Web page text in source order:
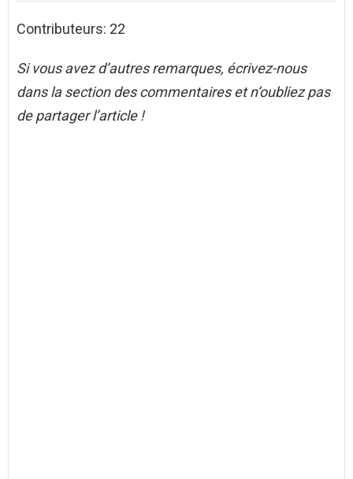
Contributeurs: 22
Si vous avez d’autres remarques, écrivez-nous
dans la section des commentaires et n’oubliez pas
de partager l’article !